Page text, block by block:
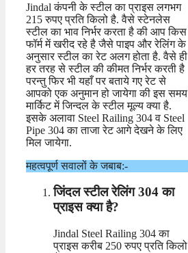
Jindal कंपनी के स्टील का प्राइस लगभग
215 रुपए प्रति किलो है. वैसे स्टेनलेस
स्टील का भाव निर्भर करता है की आप किस
फॉर्म में खरीद रहे है जैसे पाइप और रेलिंग के
अनुसार स्टील का रेट अलग होता है. वैसे ही
हर तरह से स्टील की कीमत निर्भर करती है
परन्तु फिर भी यहाँ पर बताये गए रेट से
आपको एक अनुमान हो जायेगा की इस समय
मार्किट में जिन्दल के स्टील मूल्य क्या है.
इसके अलावा Steel Railing 304 व Steel
Pipe 304 का ताजा रेट आगे देखने के लिए
मिल जायेगा.
महत्वपूर्ण सवालों के जबाब:-
जिंदल स्टील रेलिंग 304 का
प्राइस क्या है?
Jindal Steel Railing 304 का
प्राइस करीब 250 रुपए प्रति किलो